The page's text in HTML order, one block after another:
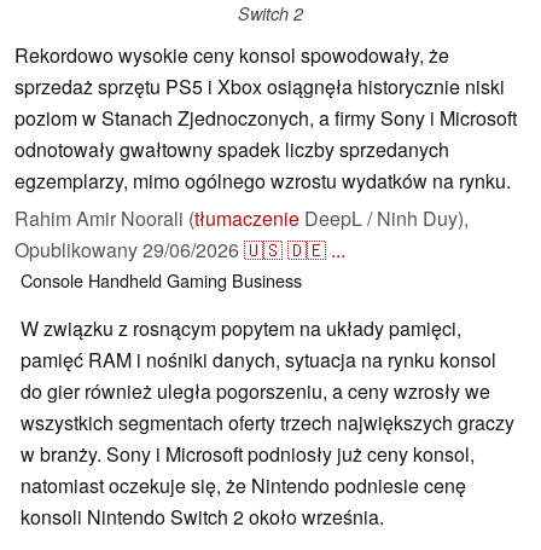
Switch 2
Rekordowo wysokie ceny konsol spowodowały, że
sprzedaż sprzętu PS5 i Xbox osiągnęła historycznie niski
poziom w Stanach Zjednoczonych, a firmy Sony i Microsoft
odnotowały gwałtowny spadek liczby sprzedanych
egzemplarzy, mimo ogólnego wzrostu wydatków na rynku.
Rahim Amir Noorali (tłumaczenie DeepL / Ninh Duy),
Opublikowany29/06/2026🇺🇸🇩🇪 ...
Console HandheldGaming Business
W związku z rosnącym popytem na układy pamięci,
pamięć RAM i nośniki danych, sytuacja na rynku konsol
do gier również uległa pogorszeniu, a ceny wzrosły we
wszystkich segmentach oferty trzech największych graczy
w branży. Sony i Microsoft podniosły już ceny konsol,
natomiast oczekuje się, że Nintendo podniesie cenę
konsoli Nintendo Switch 2 około września.